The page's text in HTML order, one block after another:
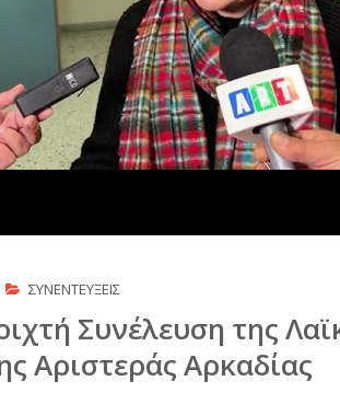
ΣΥΝΕΝΤΕΥΞΕΙΣ
Συνέλευση της
Αριστεράς Αρκαδίας